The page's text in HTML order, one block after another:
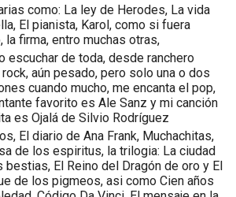
como: La ley de Herodes, La vida
El pianista, Karol, como si fuera
la firma, entro muchas otras,
escuchar de toda, desde ranchero
aún pesado, pero solo una o dos
cuando mucho, me encanta el pop,
favorito es Ale Sanz y mi canción
es Ojalá de Silvio Rodríguez
El diario de Ana Frank, Muchachitas,
de los espiritus, la trilogia: La ciudad
bestias, El Reino del Dragón de oro y El
de los pigmeos, asi como Cien años